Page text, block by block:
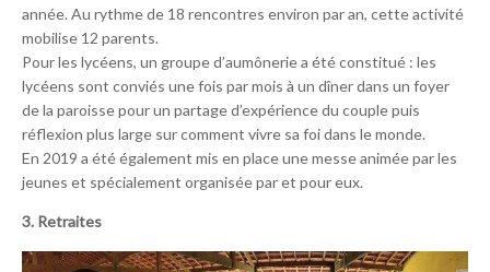
année. Au rythme de 18 rencontres environ par an, cette activité
mobilise 12 parents.
Pour les lycéens, un groupe d’aumônerie a été constitué : les
lycéens sont conviés une fois par mois à un dîner dans un foyer
de la paroisse pour un partage d’expérience du couple puis
réflexion plus large sur comment vivre sa foi dans le monde.
En 2019 a été également mis en place une messe animée par les
jeunes et spécialement organisée par et pour eux.
3. Retraites